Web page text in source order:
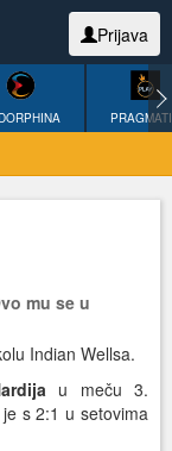
Prijava
mu se u
Indian Wellsa.
u meču 3.
s 2:1 u setovima